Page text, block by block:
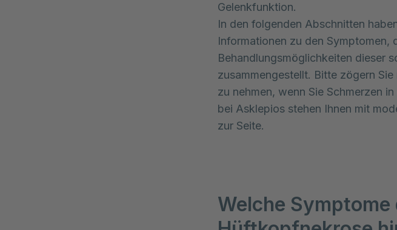
Gelenkfunktion.
In den folgenden Abschnitten
Informationen zu den Symptomen,
Behandlungsmöglichkeiten dieser
zusammengestellt. Bitte zögern
zu nehmen, wenn Sie Schmerzen
bei Asklepios stehen Ihnen mit
zur Seite.
Welche